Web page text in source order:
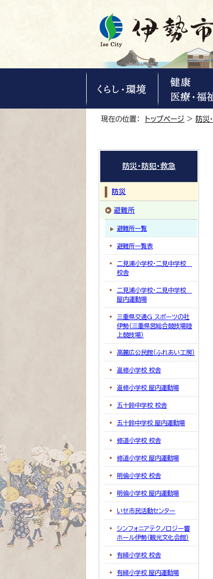
現在の位置： トップページ > 防災
防災・防犯・救急
防災
避難所
避難所一覧
避難所一覧表
二見浦小学校・二見中学校
校舎
二見浦小学校・二見中学校
屋内運動場
三重県交通G スポーツの社
伊勢（三重県営総合競技場陸
上競技場）
高麗広公民館（ふれあい工房）
進修小学校 校舎
進修小学校 屋内運動場
五十鈴中学校 校舎
五十鈴中学校 屋内運動場
修道小学校 校舎
修道小学校 屋内運動場
明倫小学校 校舎
明倫小学校 屋内運動場
いせ市民活動センター
シンフォニアテクノロジー響
ホール伊勢（観光文化会館）
有緝小学校 校舎
有緝小学校 屋内運動場